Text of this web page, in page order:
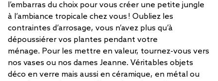
l’embarras du choix pour vous créer une petite jungle
à l’ambiance tropicale chez vous ! Oubliez les
contraintes d’arrosage, vous n’avez plus qu’à
dépoussiérer vos plantes pendant votre
ménage. Pour les mettre en valeur, tournez-vous vers
nos vases ou nos dames Jeanne. Véritables objets
déco en verre mais aussi en céramique, en métal ou